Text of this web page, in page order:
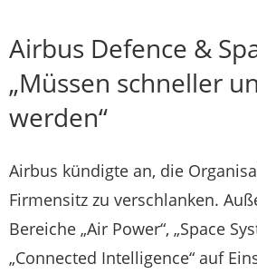
Airbus Defence &
„Müssen schneller
werden“
Airbus kündigte an, die
Firmensitz zu verschlanken.
Bereiche „Air Power“, „Space
„Connected Intelligence“ auf